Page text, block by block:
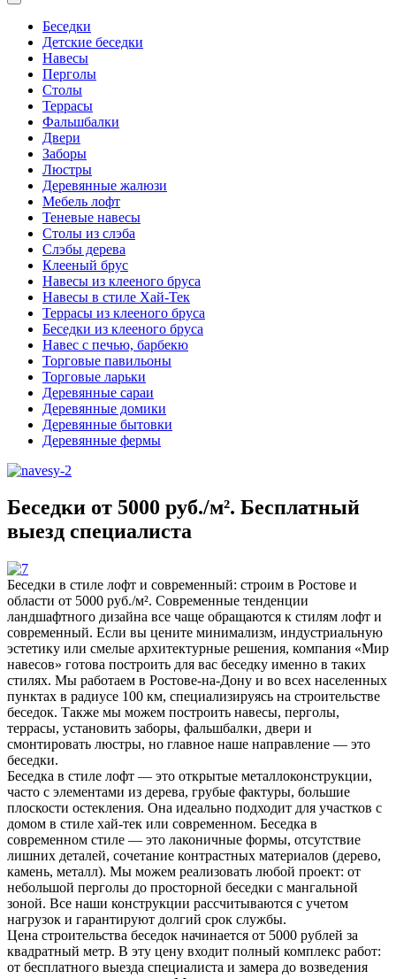
Беседки
Детские беседки
Навесы
Перголы
Столы
Террасы
Фальшбалки
Двери
Заборы
Люстры
Деревянные жалюзи
Мебель лофт
Теневые навесы
Столы из слэба
Слэбы дерева
Клееный брус
Навесы из клееного бруса
Навесы в стиле Хай-Тек
Террасы из клееного бруса
Беседки из клееного бруса
Навес с печью, барбекю
Торговые павильоны
Торговые ларьки
Деревянные сараи
Деревянные домики
Деревянные бытовки
Деревянные фермы
Беседки от 5000 руб./м². Бесплатный
выезд специалиста
Беседки в стиле лофт и современный: строим в Ростове и
области от 5000 руб./м². Современные тенденции
ландшафтного дизайна все чаще обращаются к стилям лофт и
современный. Если вы цените минимализм, индустриальную
эстетику или смелые архитектурные решения, компания «Мир
навесов» готова построить для вас беседку именно в таких
стилях. Мы работаем в Ростове-на-Дону и во всех населенных
пунктах в радиусе 100 км, специализируясь на строительстве
беседок. Также мы можем построить навесы, перголы,
террасы, установить заборы, фальшбалки, двери и
смонтировать люстры, но главное наше направление — это
беседки.
Беседка в стиле лофт — это открытые металлоконструкции,
часто с элементами из дерева, грубые фактуры, большие
плоскости остекления. Она идеально подходит для участков с
домом в стиле хай-тек или современном. Беседка в
современном стиле — это лаконичные формы, отсутствие
лишних деталей, сочетание контрастных материалов (дерево,
камень, металл). Мы можем реализовать любой проект: от
небольшой перголы до просторной беседки с мангальной
зоной. Все наши конструкции рассчитываются с учетом
нагрузок и гарантируют долгий срок службы.
Цена строительства беседок начинается от 5000 рублей за
квадратный метр. В эту цену входит полный комплекс работ:
от бесплатного выезда специалиста и замера до возведения